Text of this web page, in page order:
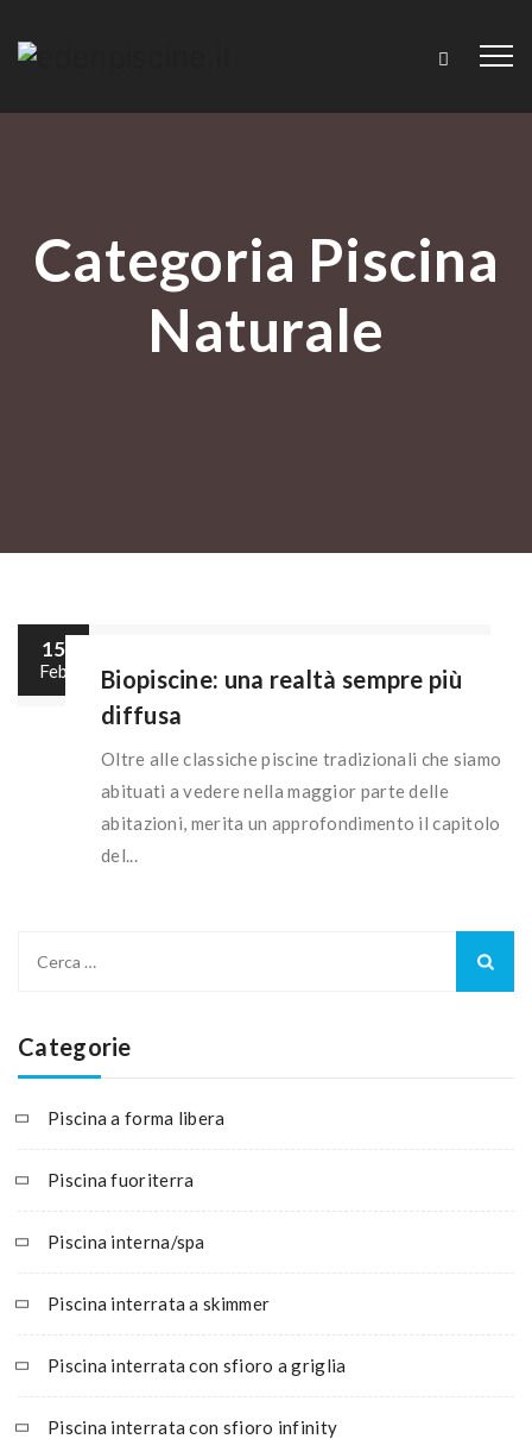
Categoria Piscina
Naturale
15
Feb
Biopiscine: una realtà sempre più
diffusa
Oltre alle classiche piscine tradizionali che siamo
abituati a vedere nella maggior parte delle
abitazioni, merita un approfondimento il capitolo
del...
Categorie
Piscina a forma libera
Piscina fuoriterra
Piscina interna/spa
Piscina interrata a skimmer
Piscina interrata con sfioro a griglia
Piscina interrata con sfioro infinity